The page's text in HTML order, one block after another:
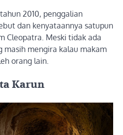
2010, penggalian
dan kenyataannya satupun
Cleopatra. Meski tidak ada
masih mengira kalau makam
orang lain.
Karun